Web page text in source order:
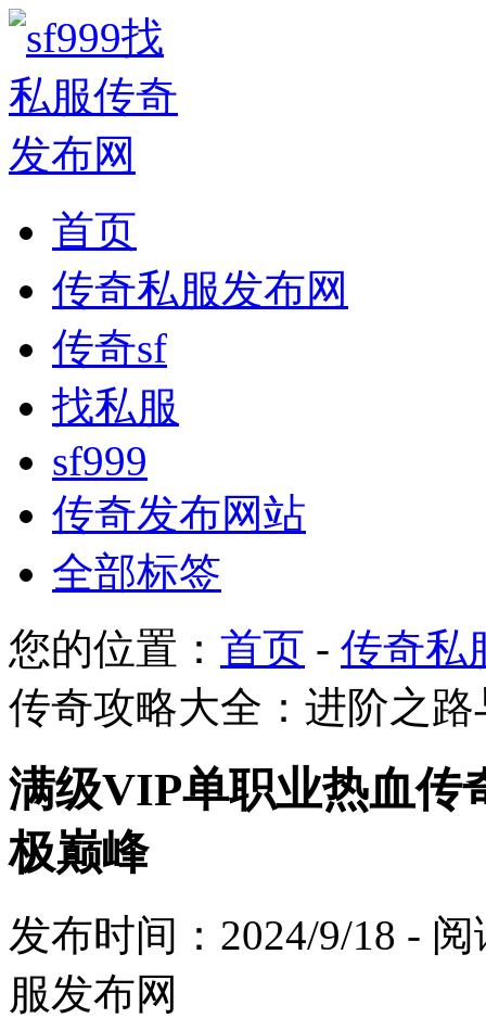
首页
传奇私服发布网
传奇sf
找私服
sf999
传奇发布网站
全部标签
您的位置： 首页 - 传奇私
传奇攻略大全：进阶之
满级VIP单职业热血传
极巅峰
发布时间：2024/9/18 -
服发布网